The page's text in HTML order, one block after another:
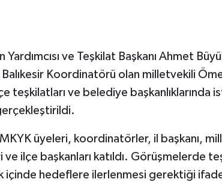
Yardımcısı ve Teşkilat Başkanı Ahmet
Koordinatörü olan milletvekili
teşkilatları ve belediye
üyeleri, koordinatörler, il başkanı,
ve ilçe başkanları katıldı. Görüşmelerde
içinde hedeflere ilerlenmesi gerektiği